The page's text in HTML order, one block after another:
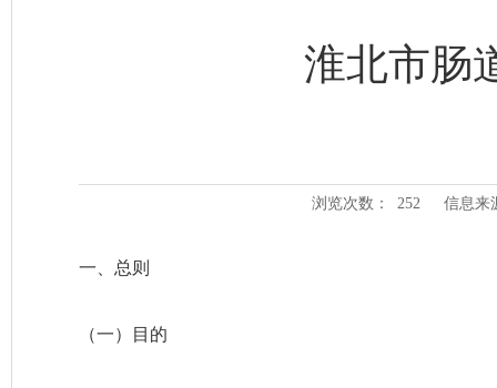
淮北市肠
浏览次数： 252 信息来
一、总则
（一）目的